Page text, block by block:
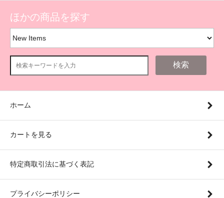
ほかの商品を探す
検索
ホーム
カートを見る
特定商取引法に基づく表記
プライバシーポリシー